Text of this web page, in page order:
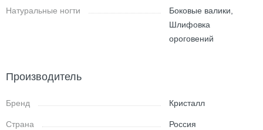
Натуральные ногти
Боковые валики,
Шлифовка
ороговений
Производитель
Бренд Кристалл
Страна Россия